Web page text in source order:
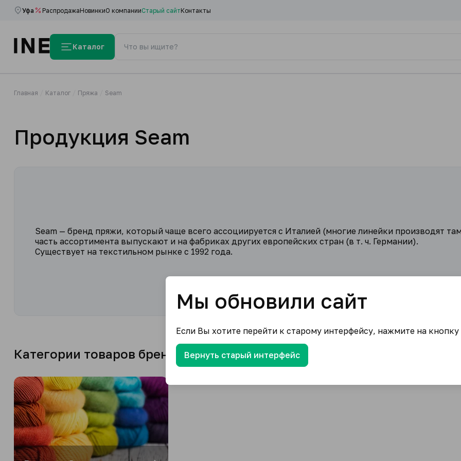
Уфа РаспродажаНовинкиО компанииСтарый сайтКонтакты
Каталог
Главная Каталог Пряжа Seam
Продукция Seam
Seam — бренд пряжи, который чаще всего ассоциируется с Италией (многие линейки производят
часть ассортимента выпускают и на фабриках других европейских стран (в т. ч. Германии).
Существует на текстильном рынке с 1992 года.
Категории товаров бренда
Мы обновили сайт
Если Вы хотите перейти к старому интерфейсу, нажмите на кнопку
Вернуть старый интерфейс